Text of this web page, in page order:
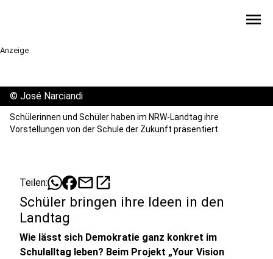
menu
Anzeige
© José Narciandi
Schülerinnen und Schüler haben im NRW-Landtag ihre
Vorstellungen von der Schule der Zukunft präsentiert
Teilen: mailopen_in_new
Schüler bringen ihre Ideen in den
Landtag
Wie lässt sich Demokratie ganz konkret im
Schulalltag leben? Beim Projekt „Your Vision